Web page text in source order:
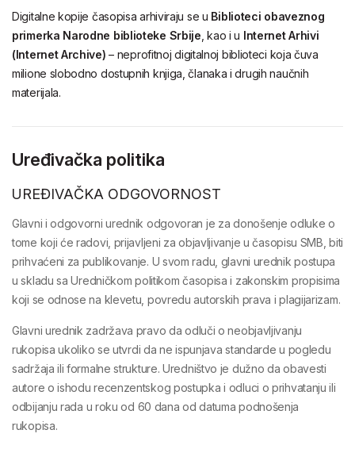
Digitalne kopije časopisa arhiviraju se u Biblioteci obaveznog
primerka Narodne biblioteke Srbije , kao i u Internet Arhivi
(Internet Archive) – neprofitnoj digitalnoj biblioteci koja čuva
milione slobodno dostupnih knjiga, članaka i drugih naučnih
materijala.
Uređivačka politika
UREĐIVAČKA ODGOVORNOST
Glavni i odgovorni urednik odgovoran je za donošenje odluke o
tome koji će radovi, prijavljeni za objavljivanje u časopisu SMB , biti
prihvaćeni za publikovanje. U svom radu, glavni urednik postupa
u skladu saUredničkom politikom časopisa i zakonskim propisima
koji se odnose na klevetu, povredu autorskih prava i plagijarizam.
Glavni urednik zadržava pravo daodluči o neobjavljivanju
rukopisa ukoliko se utvrdi da ne ispunjava standarde u pogledu
sadržaja ili formalne strukture. Uredništvo je dužno daobavesti
autore o ishodu recenzentskog postupka i odluci o prihvatanju ili
odbijanju rada u roku od 60 dana od datuma podnošenja
rukopisa.